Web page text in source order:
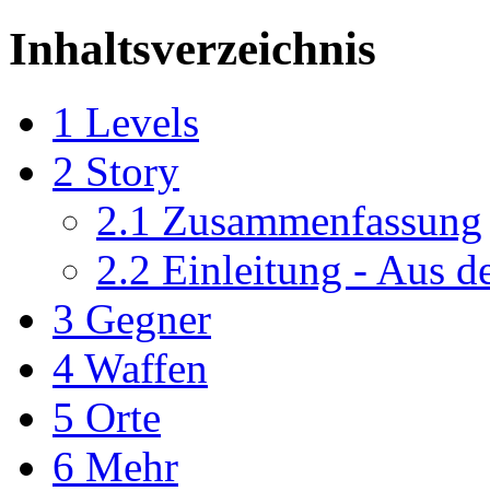
Inhaltsverzeichnis
1 Levels
2 Story
2.1 Zusammenfassung
2.2 Einleitung - Aus
3 Gegner
4 Waffen
5 Orte
6 Mehr